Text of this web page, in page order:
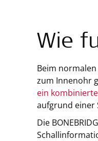
Wie
Beim
zum Innenohr
ein
aufgrund einer
Die